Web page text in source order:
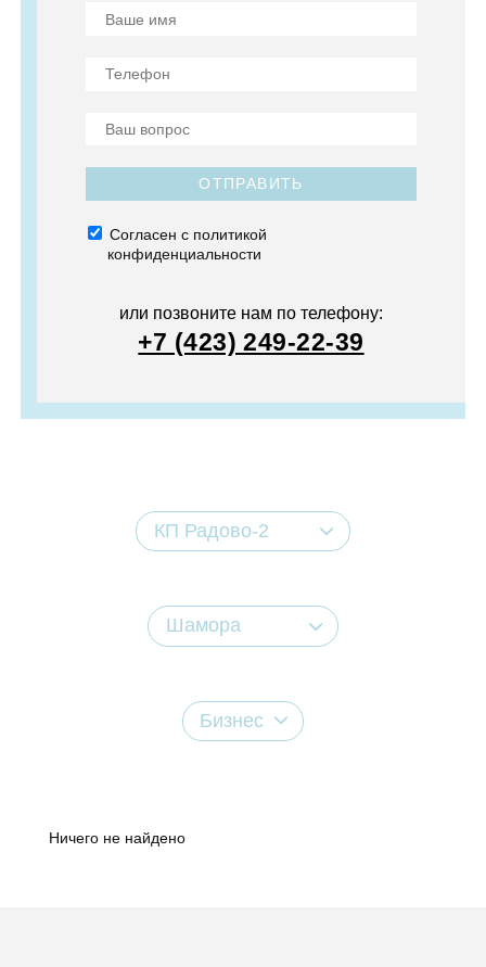
ОТПРАВИТЬ
Согласен с политикой
конфиденциальности
или позвоните нам по телефону:
+7 (423) 249-22-39
КП Радово-2
Шамора
Бизнес
Ничего не найдено